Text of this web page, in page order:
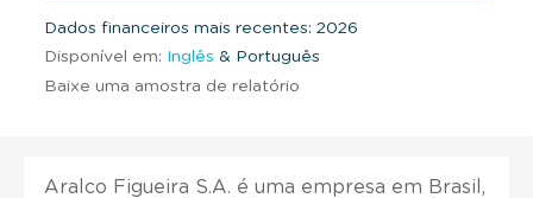
Dados financeiros mais recentes: 2026
Disponível em: Inglês & Português
Baixe uma amostra de relatório
Aralco Figueira S.A. é uma empresa em Brasil,